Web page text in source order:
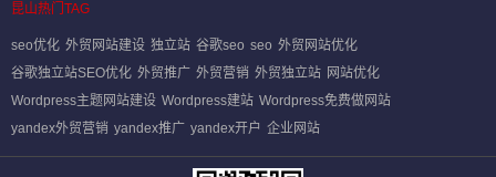
昆山热门TAG
seo优化 外贸网站建设 独立站 谷歌seo seo 外贸网站优化
谷歌独立站SEO优化 外贸推广 外贸营销 外贸独立站 网站优化
Wordpress主题网站建设 Wordpress建站 Wordpress免费做网站
yandex外贸营销 yandex推广 yandex开户 企业网站